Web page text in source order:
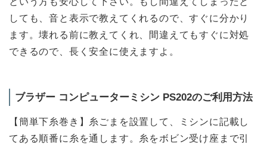
しても、音と表示で教えてくれるので、すぐに分かり
ます。壊れる前に教えてくれ、間違えてもすぐに対処
できるので、長く安全に使えますよ。
ブラザー コンピューターミシン PS202のご利用方法
【簡単下糸巻き】糸ごまを設置して、ミシンに記載し
てある順番に糸を通します。糸をボビン受け座まで引